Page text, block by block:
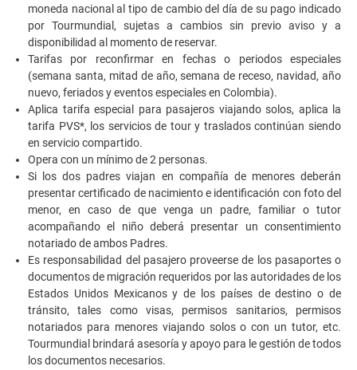
moneda nacional al tipo de cambio del día de su pago indicado
por Tourmundial, sujetas a cambios sin previo aviso y a
disponibilidad al momento de reservar.
Tarifas por reconfirmar en fechas o periodos especiales
(semana santa, mitad de año, semana de receso, navidad, año
nuevo, feriados y eventos especiales en Colombia).
Aplica tarifa especial para pasajeros viajando solos, aplica la
tarifa PVS*, los servicios de tour y traslados continúan siendo
en servicio compartido.
Opera con un mínimo de 2 personas.
Si los dos padres viajan en compañía de menores deberán
presentar certificado de nacimiento e identificación con foto del
menor, en caso de que venga un padre, familiar o tutor
acompañando el niño deberá presentar un consentimiento
notariado de ambos Padres.
Es responsabilidad del pasajero proveerse de los pasaportes o
documentos de migración requeridos por las autoridades de los
Estados Unidos Mexicanos y de los países de destino o de
tránsito, tales como visas, permisos sanitarios, permisos
notariados para menores viajando solos o con un tutor, etc.
Tourmundial brindará asesoría y apoyo para le gestión de todos
los documentos necesarios.